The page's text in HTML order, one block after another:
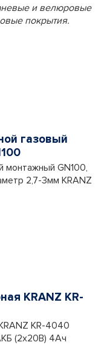
и велюровые
покрытия.
газовый
монтажный GN100,
2,7-3мм KRANZ
KRANZ KR-
KR-4040
(2x20В) 4Ач